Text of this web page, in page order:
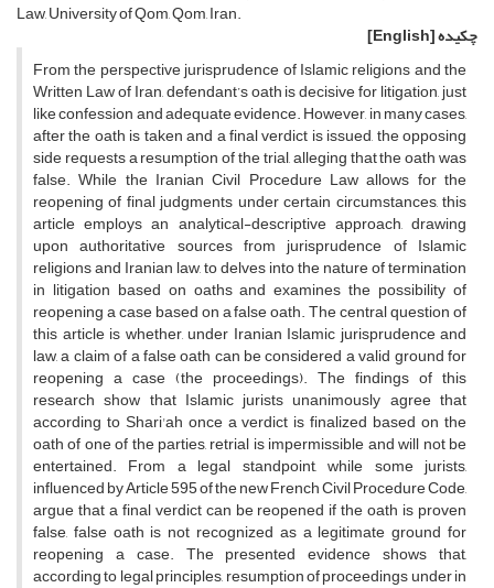
Law, University of Qom, Qom, Iran.
چکیده[English]
From the perspective jurisprudence of Islamic religions and the
Written Law of Iran, defendant’s oath is decisive for litigation, just
like confession and adequate evidence. However, in many cases,
after the oath is taken and a final verdict is issued, the opposing
side requests a resumption of the trial, alleging that the oath was
false. While the Iranian Civil Procedure Law allows for the
reopening of final judgments under certain circumstances, this
article employs an analytical-descriptive approach, drawing
upon authoritative sources from jurisprudence of Islamic
religions and Iranian law, to delves into the nature of termination
in litigation based on oaths and examines the possibility of
reopening a case based on a false oath. The central question of
this article is whether, under Iranian Islamic jurisprudence and
law, a claim of a false oath can be considered a valid ground for
reopening a case (the proceedings). The findings of this
research show that Islamic jurists unanimously agree that
according to Shari'ah once a verdict is finalized based on the
oath of one of the parties, retrial is impermissible and will not be
entertained. From a legal standpoint, while some jurists,
influenced by Article 595 of the new French Civil Procedure Code,
argue that a final verdict can be reopened if the oath is proven
false, false oath is not recognized as a legitimate ground for
reopening a case. The presented evidence shows that,
according to legal principles, resumption of proceedings under in